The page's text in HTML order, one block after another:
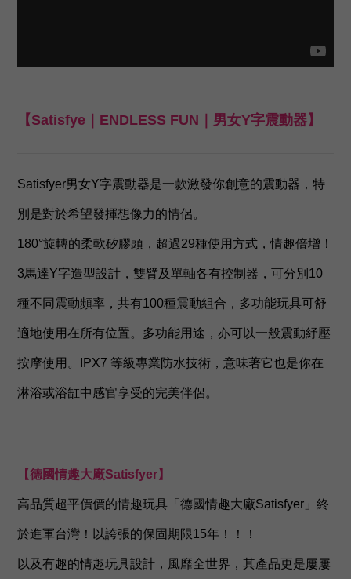
【Satisfye｜ENDLESS FUN｜男女Y字震動器】
Satisfyer男女Y字震動器是一款激發你創意的震動器，特
別是對於希望發揮想像力的情侶。
180°旋轉的柔軟矽膠頭，超過29種使用方式，情趣倍增！
3馬達Y字造型設計，雙臂及單軸各有控制器，可分別10
種不同震動頻率，共有100種震動組合，多功能玩具可舒
適地使用在所有位置。多功能用途，亦可以一般震動紓壓
按摩使用。IPX7 等級專業防水技術，意味著它也是你在
淋浴或浴缸中感官享受的完美伴侶。
【德國情趣大廠Satisfyer】
高品質超平價價的情趣玩具「德國情趣大廠Satisfyer」終
於進軍台灣！以誇張的保固期限15年！！！
以及有趣的情趣玩具設計，風靡全世界，其產品更是屢屢